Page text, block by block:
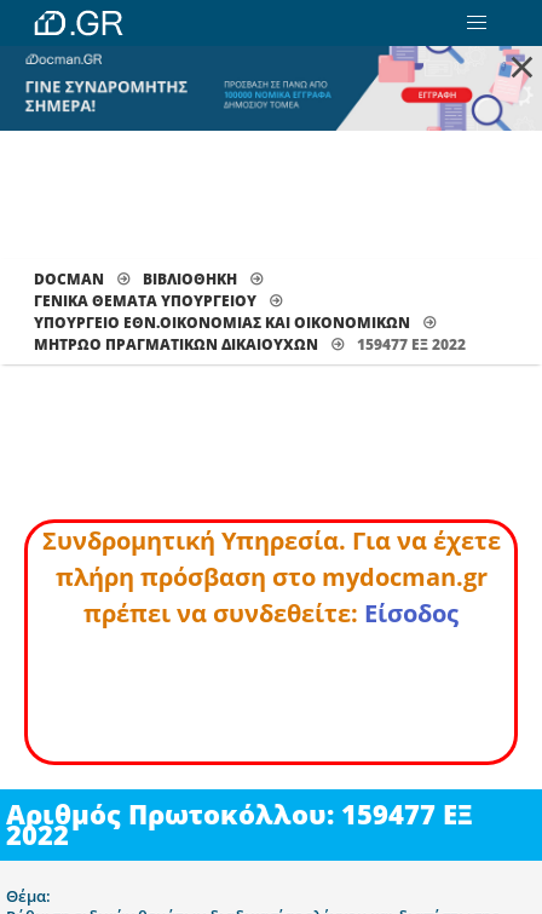
×
DOCMAN
ΒΙΒΛΙΟΘΗΚΗ
ΓΕΝΙΚΑ ΘΕΜΑΤΑ ΥΠΟΥΡΓΕΙΟΥ
ΥΠΟΥΡΓΕΙΟ ΕΘΝ.ΟΙΚΟΝΟΜΙΑΣ ΚΑΙ ΟΙΚΟΝΟΜΙΚΩΝ
ΜΗΤΡΏΟ ΠΡΑΓΜΑΤΙΚΏΝ ΔΙΚΑΙΟΎΧΩΝ
159477 ΕΞ 2022
Συνδρομητική Υπηρεσία. Για να έχετε
πλήρη πρόσβαση στο mydocman.gr
πρέπει να συνδεθείτε: Είσοδος
Αριθμός Πρωτοκόλλου: 159477 ΕΞ
2022
Θέμα: